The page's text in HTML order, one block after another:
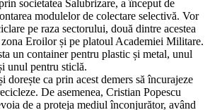
societatea Salubrizare, a început de
modulelor de colectare selectivă. Vor
pe raza sectorului, două dintre acestea
Eroilor și pe platoul Academiei Militare.
un container pentru plastic și metal, unul
unul pentru sticlă.
dorește ca prin acest demers să încurajeze
De asemenea, Cristian Popescu
de a proteja mediul înconjurător, având